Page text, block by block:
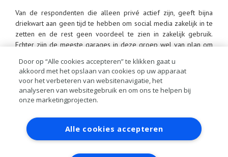
Van de respondenten die alleen privé actief zijn, geeft bijna
driekwart aan geen tijd te hebben om social media zakelijk in te
zetten en de rest geen voordeel te zien in zakelijk gebruik.
Echter zijn de meeste garages in deze groep wel van plan om
wanneer men de voordelen ziet of wanneer men er tijd voor
kan vrijmaken. Zij die nog geen gebruik maken van social media
zeggen over het algemeen er ook in de toekomst niet aan te
beginnen.
Hoe kan je als autobedrijf profiteren van social media? Lees:
social media en het autobedrijf
Contact Account aanvragen
Inloggen
RAI bestanden
Privacy
Algemene
voorwaarden
Verwerkersovereenkomst
Door op “Alle cookies accepteren” te klikken gaat u
akkoord met het opslaan van cookies op uw apparaat
voor het verbeteren van websitenavigatie, het
analyseren van websitegebruik en om ons te helpen bij
onze marketingprojecten.
Alle cookies accepteren